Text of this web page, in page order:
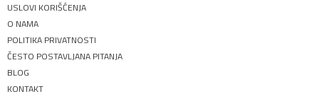
USLOVI KORIŠĆENJA
O NAMA
POLITIKA PRIVATNOSTI
ČESTO POSTAVLJANA PITANJA
BLOG
KONTAKT